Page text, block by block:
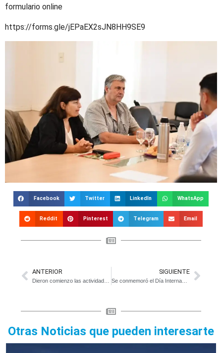
formulario online
https://forms.gle/jEPaEX2sJN8HH9SE9
Facebook Twitter LinkedIn WhatsApp
Reddit Pinterest Telegram Email
ANTERIOR SIGUIENTE
Se conmemoró el Día Internacional de la Mujer
Otras Noticias que pueden interesarte